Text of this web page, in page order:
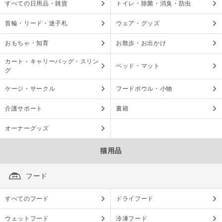
すべての日用品・雑貨 トイレ・除菌・消臭・防虫
首輪・リード・迷子札 ウェア・グッズ
おもちゃ・知育 お散歩・お出かけ
カート・キャリーバッグ・スリン
グ
ベッド・マット
ケージ・サークル フードボウル・小物
介護サポート 書籍
オーナーグッズ
猫用品
フード
すべてのフード ドライフード
ウェットフード 冷凍フード